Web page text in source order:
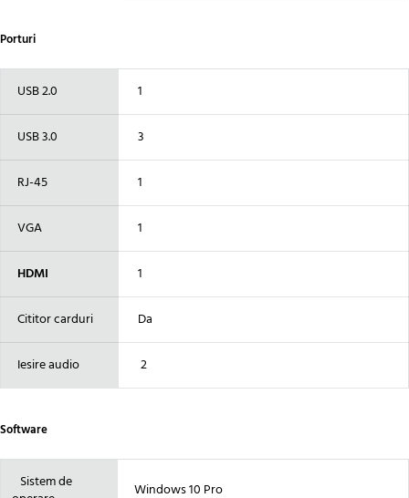
Porturi
USB 2.0 1
USB 3.0 3
RJ-45 1
VGA 1
HDMI 1
Cititor carduri Da
Iesire audio 2
Software
Sistem de
Windows 10 Pro